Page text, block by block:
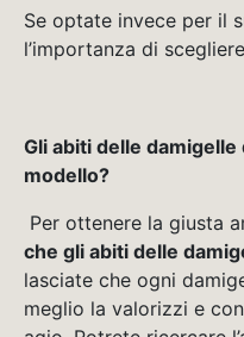
Se optate invece per il
l’importanza di
Gli abiti delle
modello?
Per ottenere la giusta
che gli abiti delle
lasciate che ogni
meglio la valorizzi e